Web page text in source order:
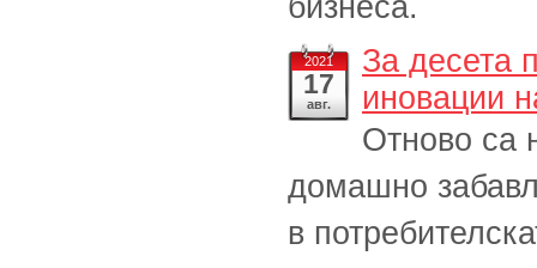
бизнеса.
2021
17
авг.
За десета
иновации
Отново са
домашно
в